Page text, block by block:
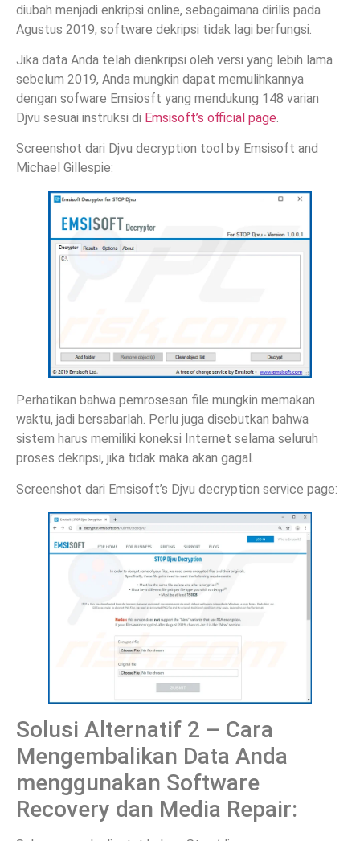
diubah menjadi enkripsi online, sebagaimana dirilis pada
Agustus 2019, software dekripsi tidak lagi berfungsi.
Jika data Anda telah dienkripsi oleh versi yang lebih lama
sebelum 2019, Anda mungkin dapat memulihkannya
dengan sofware Emsiosft yang mendukung 148 varian
Djvu sesuai instruksi di Emsisoft’s official page.
Screenshot dari Djvu decryption tool by Emsisoft and
Michael Gillespie:
Perhatikan bahwa pemrosesan file mungkin memakan
waktu, jadi bersabarlah. Perlu juga disebutkan bahwa
sistem harus memiliki koneksi Internet selama seluruh
proses dekripsi, jika tidak maka akan gagal.
Screenshot dari Emsisoft’s Djvu decryption service page:
Solusi Alternatif 2 – Cara
Mengembalikan Data Anda
menggunakan Software
Recovery dan Media Repair: